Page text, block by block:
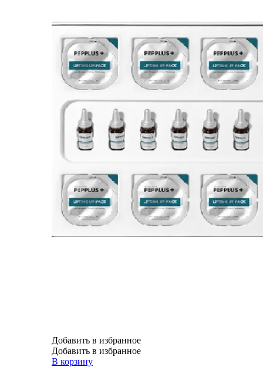
Добавить в избранное
Добавить в избранное
В корзину